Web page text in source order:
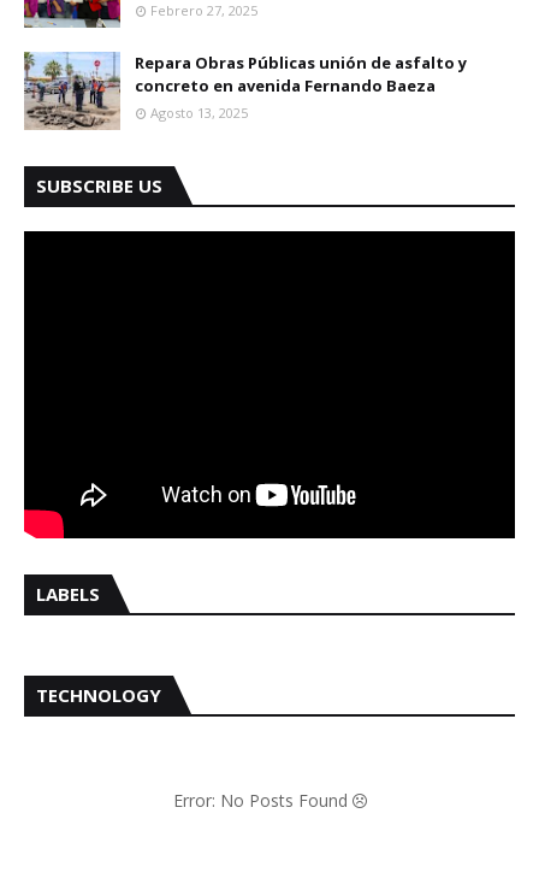
Febrero 27, 2025
Repara Obras Públicas unión de asfalto y
concreto en avenida Fernando Baeza
Agosto 13, 2025
SUBSCRIBE US
LABELS
TECHNOLOGY
Error: No Posts Found